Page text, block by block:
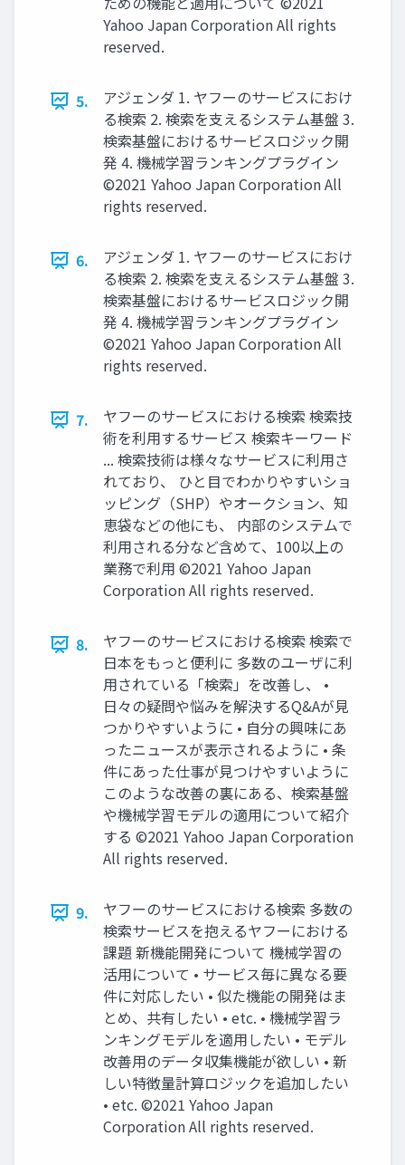
Yahoo Japan Corporation All rights
reserved.
5.
アジェンダ 1. ヤフーのサービスにおけ
る検索 2. 検索を支えるシステム基盤 3.
検索基盤におけるサービスロジック開
発 4. 機械学習ランキングプラグイン
©2021 Yahoo Japan Corporation All
rights reserved.
6.
アジェンダ 1. ヤフーのサービスにおけ
る検索 2. 検索を支えるシステム基盤 3.
検索基盤におけるサービスロジック開
発 4. 機械学習ランキングプラグイン
©2021 Yahoo Japan Corporation All
rights reserved.
7.
ヤフーのサービスにおける検索 検索技
術を利用するサービス 検索キーワード
... 検索技術は様々なサービスに利用さ
れており、 ひと目でわかりやすいショ
ッピング（SHP）やオークション、知
恵袋などの他にも、 内部のシステムで
利用される分など含めて、100以上の
業務で利用 ©2021 Yahoo Japan
Corporation All rights reserved.
8.
ヤフーのサービスにおける検索 検索で
日本をもっと便利に 多数のユーザに利
用されている「検索」を改善し、 •
日々の疑問や悩みを解決するQ&Aが見
つかりやすいように • 自分の興味にあ
ったニュースが表示されるように • 条
件にあった仕事が見つけやすいように
このような改善の裏にある、検索基盤
や機械学習モデルの適用について紹介
する ©2021 Yahoo Japan Corporation
All rights reserved.
9.
ヤフーのサービスにおける検索 多数の
検索サービスを抱えるヤフーにおける
課題 新機能開発について 機械学習の
活用について • サービス毎に異なる要
件に対応したい • 似た機能の開発はま
とめ、共有したい • etc. • 機械学習ラ
ンキングモデルを適用したい • モデル
改善用のデータ収集機能が欲しい • 新
しい特徴量計算ロジックを追加したい
• etc. ©2021 Yahoo Japan
Corporation All rights reserved.